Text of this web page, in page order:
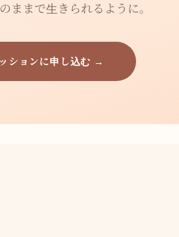
ままで生きられるように。
ションに申し込む →